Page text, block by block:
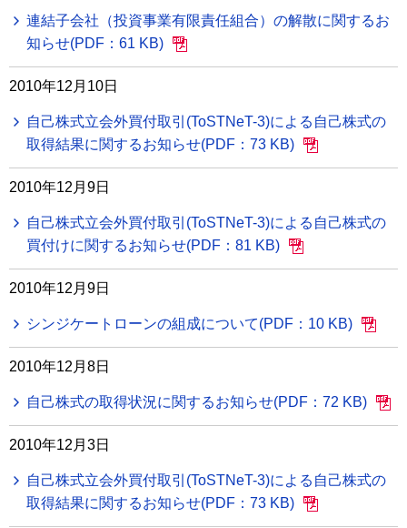
連結子会社（投資事業有限責任組合）の解散に関するお
知らせ(PDF：61 KB)
2010年12月10日
自己株式立会外買付取引(ToSTNeT-3)による自己株式の
取得結果に関するお知らせ(PDF：73 KB)
2010年12月9日
自己株式立会外買付取引(ToSTNeT-3)による自己株式の
買付けに関するお知らせ(PDF：81 KB)
2010年12月9日
シンジケートローンの組成について(PDF：10 KB)
2010年12月8日
自己株式の取得状況に関するお知らせ(PDF：72 KB)
2010年12月3日
自己株式立会外買付取引(ToSTNeT-3)による自己株式の
取得結果に関するお知らせ(PDF：73 KB)